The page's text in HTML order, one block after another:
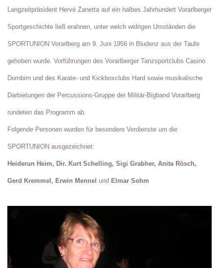
Langzeitpräsident Hervé Zanetta auf ein halbes Jahrhundert Vorarlberger
Sportgeschichte ließ erahnen, unter welch widrigen Umständen die
SPORTUNION Vorarlberg am 9. Juni 1956 in Bludenz aus der Taufe
gehoben wurde. Vorführungen des Vorarlberger Tanzsportclubs Casino
Dornbirn und des Karate- und Kickboxclubs Hard sowie musikalische
Darbietungen der Percussions-Gruppe der Militär-Bigband Vorarlberg
rundeten das Programm ab.
Folgende Personen wurden für besondere Verdienste um die
SPORTUNION ausgezeichnet:
Heiderun Heim, Dir. Kurt Schelling, Sigi Grabher, Anita Rösch,
Gerd Kremmel, Erwin Mennel und Elmar Sohm